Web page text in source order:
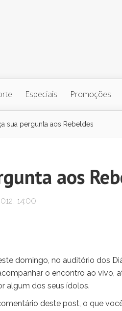
Especiais Promoções
sua pergunta aos Rebeldes
aos
14:00
domingo, no auditório dos
o encontro ao vivo,
algum dos seus ídolos.
deste post, o que